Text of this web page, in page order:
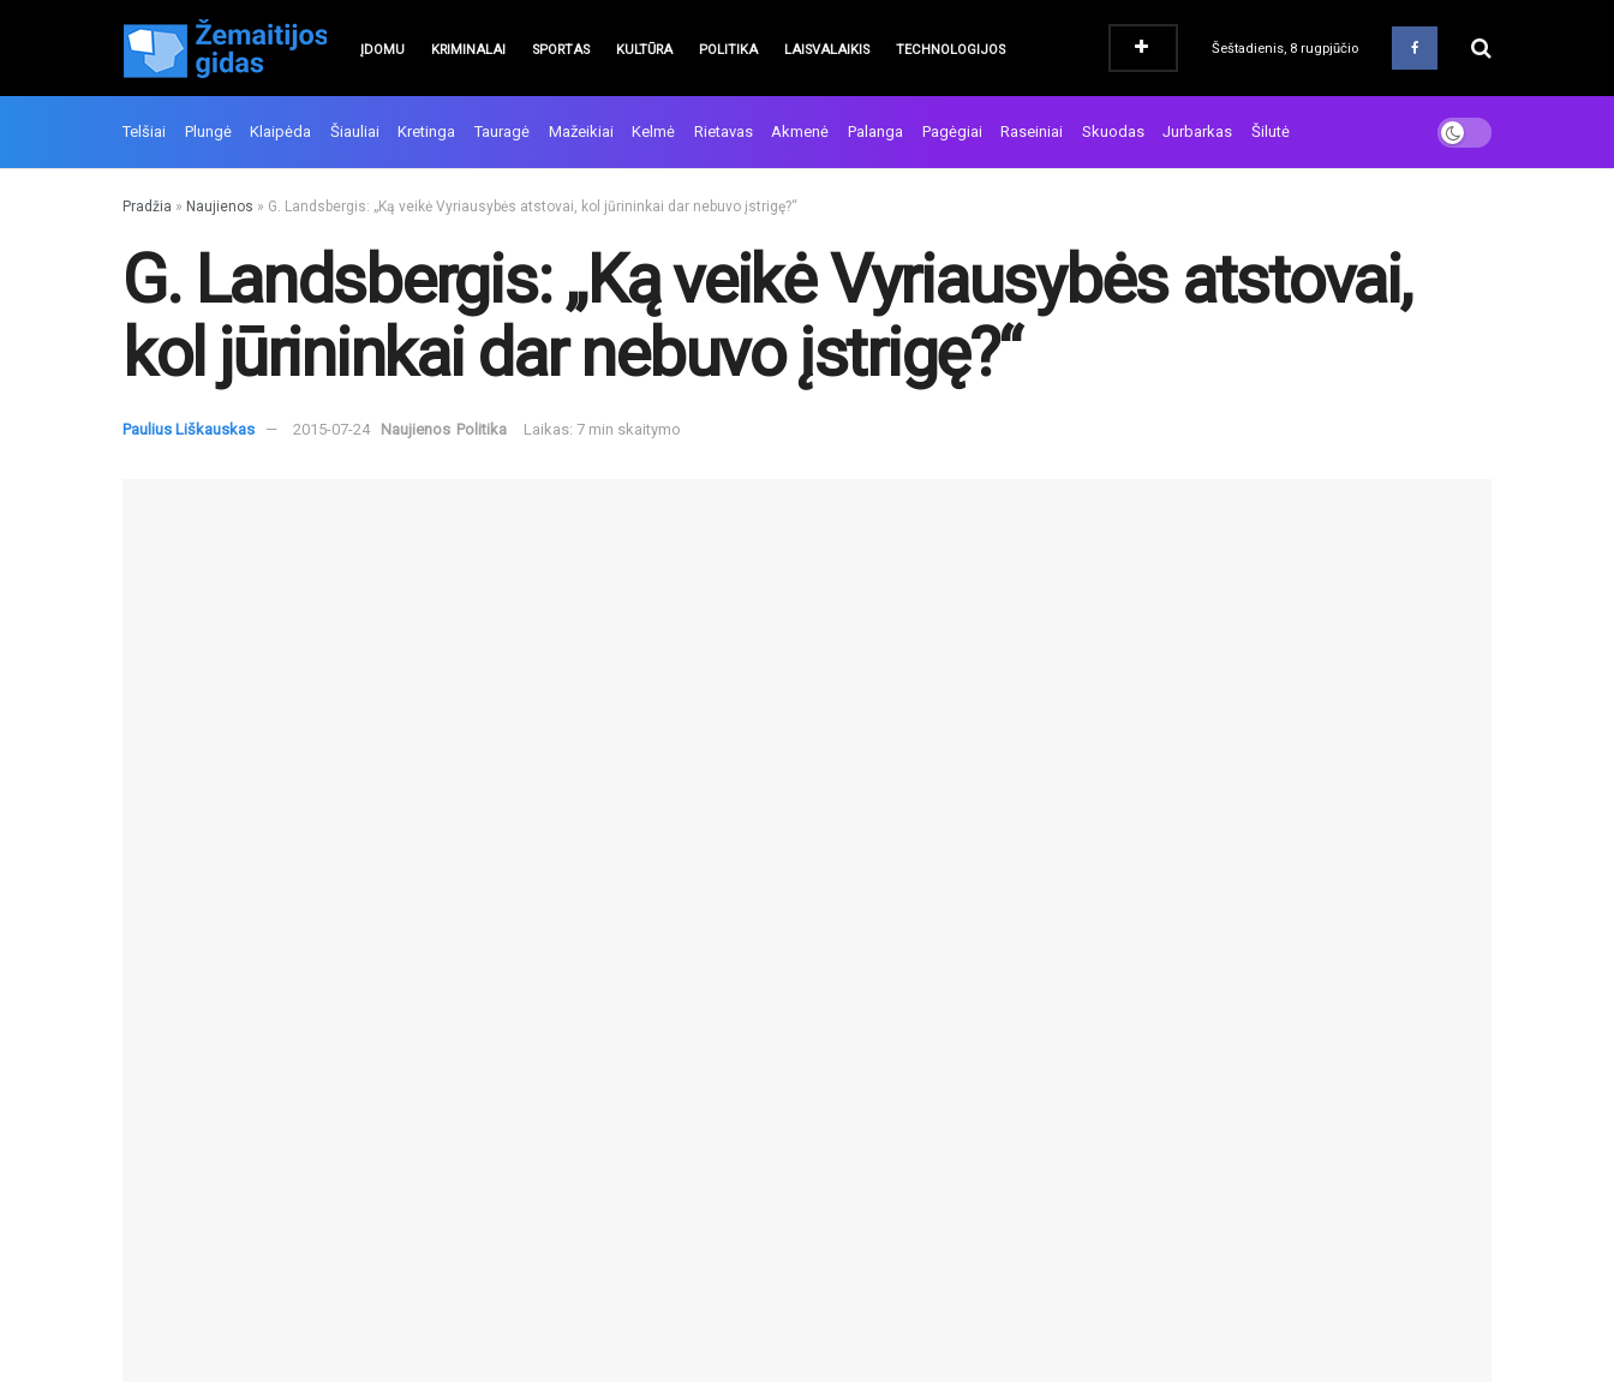
ĮDOMU KRIMINALAI SPORTAS KULTŪRA POLITIKA LAISVALAIKIS TECHNOLOGIJOS Šeštadienis, 8 rugpjūčio
Telšiai Plungė Klaipėda Šiauliai Kretinga Tauragė Mažeikiai Kelmė Rietavas Akmenė Palanga Pagėgiai Raseiniai Skuodas Jurbarkas Šilutė
Pradžia » Naujienos » G. Landsbergis: „Ką veikė Vyriausybės atstovai, kol jūrininkai dar nebuvo įstrigę?“
G. Landsbergis: „Ką veikė Vyriausybės atstovai,
kol jūrininkai dar nebuvo įstrigę?“
Paulius Liškauskas 2015-07-24 Naujienos Politika Laikas: 7 min skaitymo